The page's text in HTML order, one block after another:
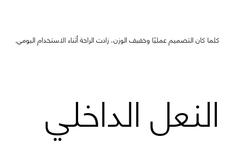
كلما كان التصميم عمليًا وخفيف الوزن، زادت الراحة أثناء الاستخدام اليومي.
النعل الداخلي